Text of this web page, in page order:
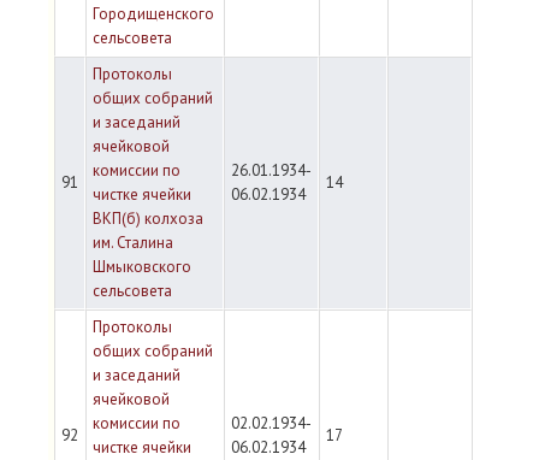
Городищенского
сельсовета
91
Протоколы
общих собраний
и заседаний
ячейковой
комиссии по
чистке ячейки
ВКП(б) колхоза
им. Сталина
Шмыковского
сельсовета
26.01.1934-
06.02.1934
14
92
Протоколы
общих собраний
и заседаний
ячейковой
комиссии по
чистке ячейки
02.02.1934-
06.02.1934
17